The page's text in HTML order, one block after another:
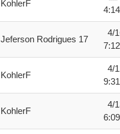
KohlerF
Jeferson Rodrigues 17
4/
KohlerF
4/
KohlerF
4/